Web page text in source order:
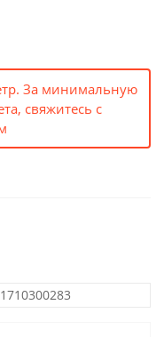
За минимальную
свяжитесь с